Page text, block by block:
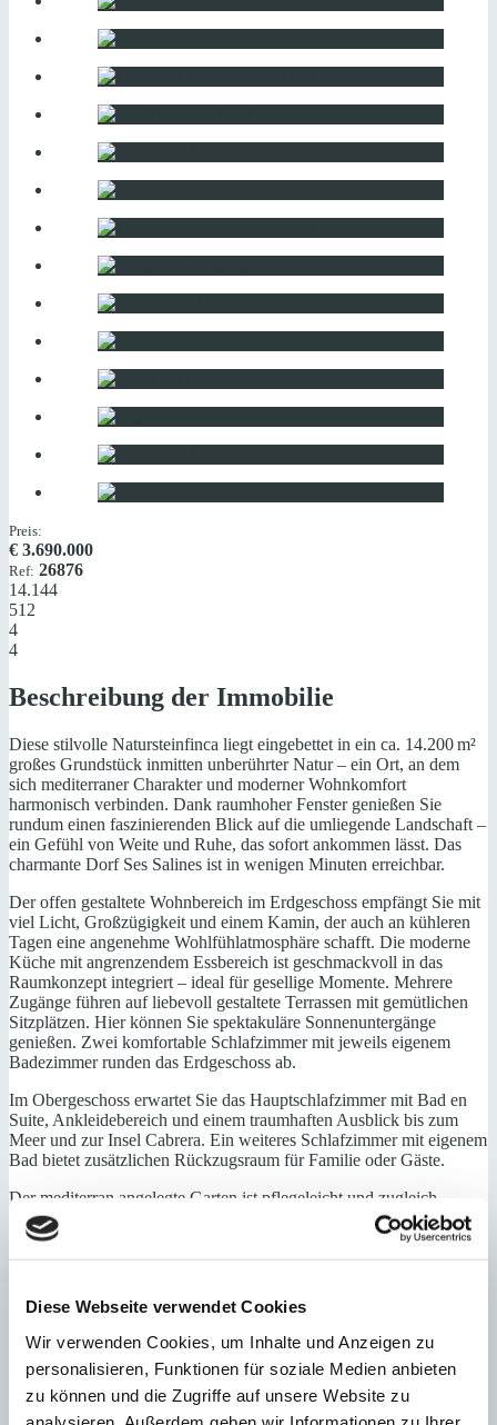
Diese Webseite verwendet Cookies
Wir verwenden Cookies, um Inhalte und Anzeigen zu
personalisieren, Funktionen für soziale Medien anbieten
zu können und die Zugriffe auf unsere Website zu
Preis:
€ 3.690.000
Ref: 26876
14.144
512
4
4
Beschreibung der Immobilie
Diese stilvolle Natursteinfinca liegt eingebettet in ein ca. 14.200 m²
großes Grundstück inmitten unberührter Natur – ein Ort, an dem
sich mediterraner Charakter und moderner Wohnkomfort
harmonisch verbinden. Dank raumhoher Fenster genießen Sie
rundum einen faszinierenden Blick auf die umliegende Landschaft –
ein Gefühl von Weite und Ruhe, das sofort ankommen lässt. Das
charmante Dorf Ses Salines ist in wenigen Minuten erreichbar.
Der offen gestaltete Wohnbereich im Erdgeschoss empfängt Sie mit
viel Licht, Großzügigkeit und einem Kamin, der auch an kühleren
Tagen eine angenehme Wohlfühlatmosphäre schafft. Die moderne
Küche mit angrenzendem Essbereich ist geschmackvoll in das
Raumkonzept integriert – ideal für gesellige Momente. Mehrere
Zugänge führen auf liebevoll gestaltete Terrassen mit gemütlichen
Sitzplätzen. Hier können Sie spektakuläre Sonnenuntergänge
genießen. Zwei komfortable Schlafzimmer mit jeweils eigenem
Badezimmer runden das Erdgeschoss ab.
Im Obergeschoss erwartet Sie das Hauptschlafzimmer mit Bad en
Suite, Ankleidebereich und einem traumhaften Ausblick bis zum
Meer und zur Insel Cabrera. Ein weiteres Schlafzimmer mit eigenem
Bad bietet zusätzlichen Rückzugsraum für Familie oder Gäste.
Der mediterran angelegte Garten ist pflegeleicht und zugleich
einladend gestaltet. Mittelpunkt ist der 20 Meter lange Pool – ein
idealer Ort für entspannte Stunden. Der separate, überdachte
Grillbereich mit Außenkamin lädt zu stimmungsvollen Abenden
Abgerundet wird das Angebot durch eine geräumige Garage für
zwei Fahrzeuge mit direktem Zugang zum Haus sowie eine
Fußbodenheizung, die das ganze Jahr über für angenehmes
Wohnklima sorgt.
Erdgeschoss: Offener, grosszügiger Wohn-und Essbereich, Küche, 2